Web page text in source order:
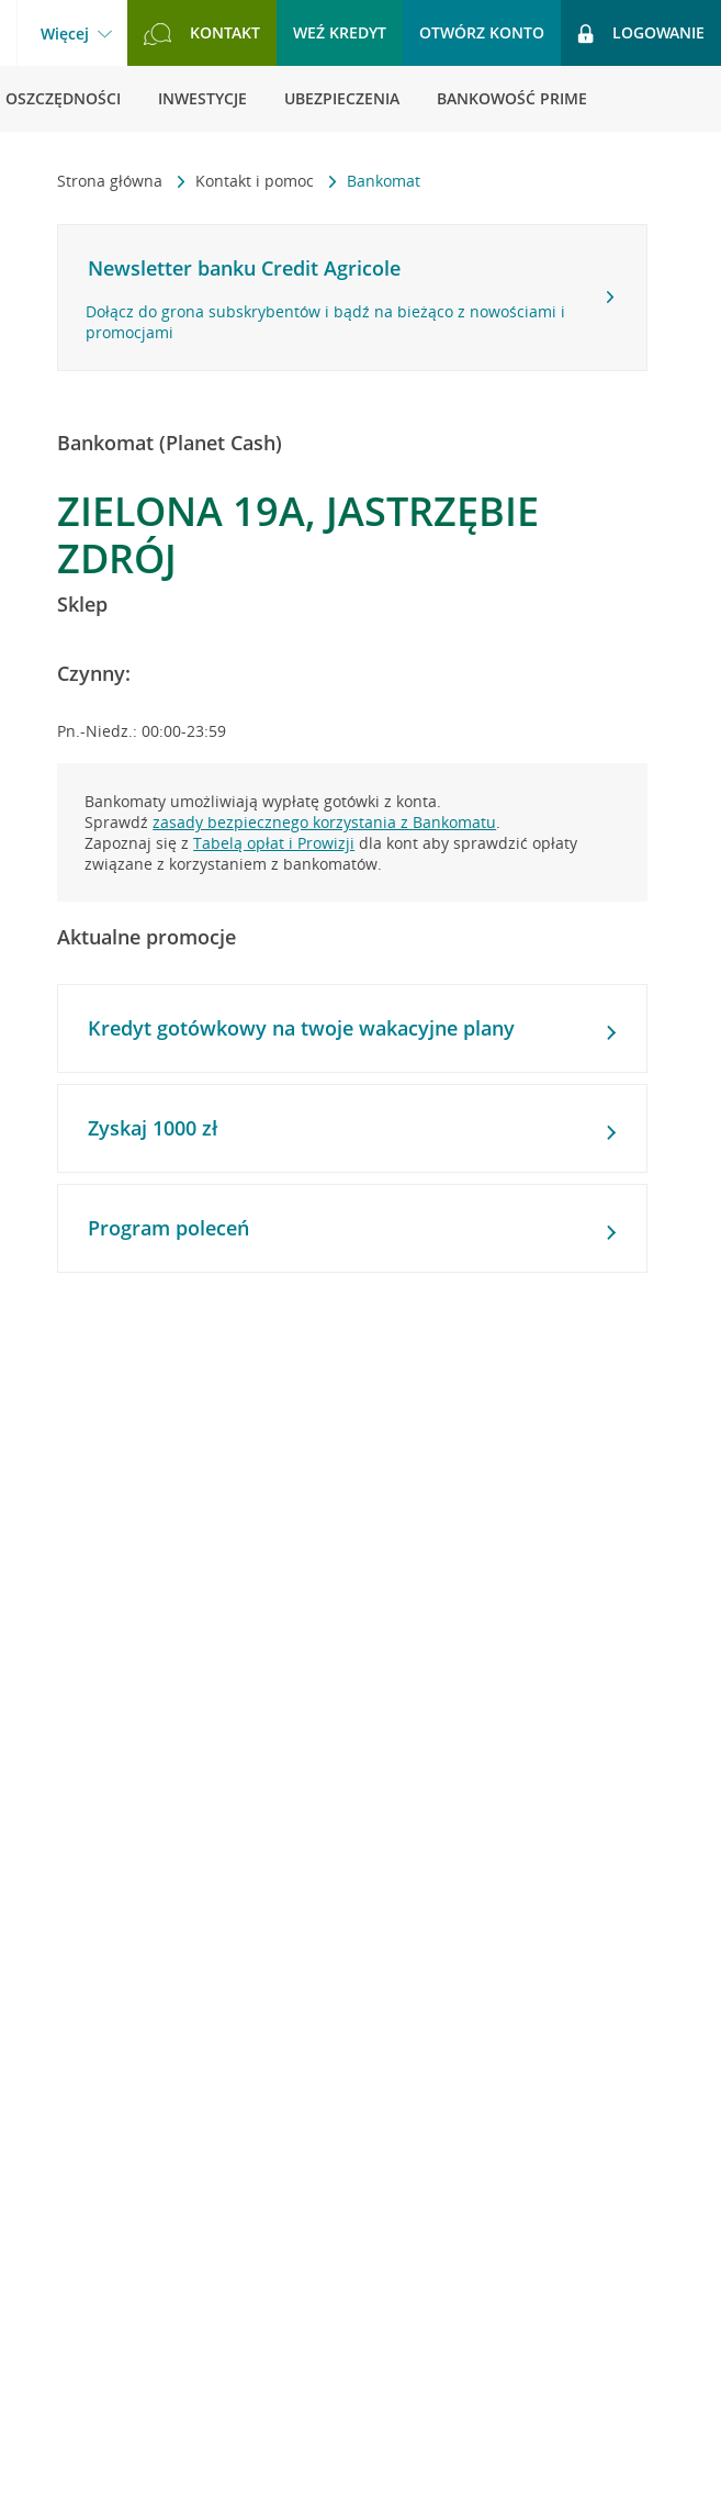
Więcej KONTAKT WEŹ KREDYT OTWÓRZ KONTO LOGOWANIE
OSZCZĘDNOŚCI INWESTYCJE UBEZPIECZENIA BANKOWOŚĆ PRIME
Strona główna Kontakt i pomoc Bankomat
Newsletter banku Credit Agricole
Dołącz do grona subskrybentów i bądź na bieżąco z nowościami i
promocjami
Bankomat (Planet Cash)
ZIELONA 19A, JASTRZĘBIE
ZDRÓJ
Sklep
Czynny:
Pn.-Niedz.: 00:00-23:59
Bankomaty umożliwiają wypłatę gotówki z konta.
Sprawdźzasady bezpiecznego korzystania z Bankomatu.
Zapoznaj się zTabelą opłat i Prowizji dla kont aby sprawdzić opłaty
związane z korzystaniem z bankomatów.
Aktualne promocje
Kredyt gotówkowy na twoje wakacyjne plany
Zyskaj 1000 zł
Program poleceń